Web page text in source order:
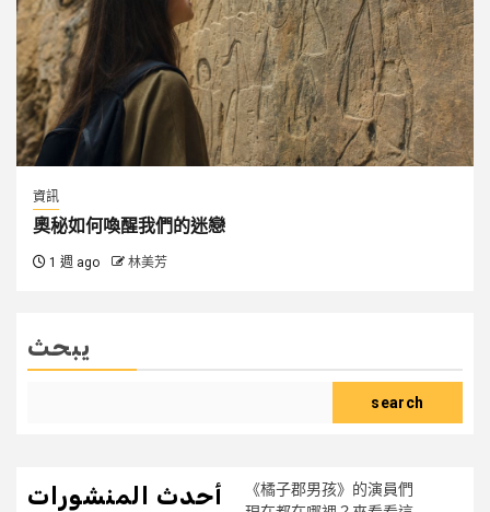
資訊
奧秘如何喚醒我們的迷戀
1 週 ago 林美芳
يبحث
search
أحدث المنشورات
《橘子郡男孩》的演員們